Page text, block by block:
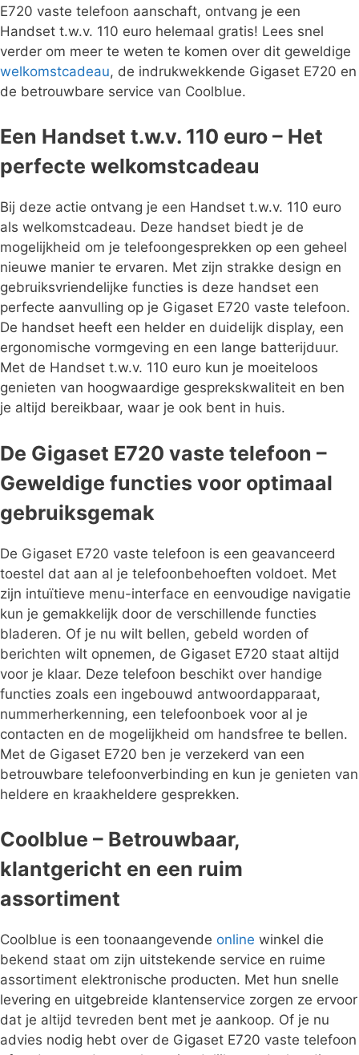
E720 vaste telefoon aanschaft, ontvang je een
Handset t.w.v. 110 euro helemaal gratis! Lees snel
verder om meer te weten te komen over dit geweldige
welkomstcadeau, de indrukwekkende Gigaset E720 en
de betrouwbare service van Coolblue.
Een Handset t.w.v. 110 euro – Het
perfecte welkomstcadeau
Bij deze actie ontvang je een Handset t.w.v. 110 euro
als welkomstcadeau. Deze handset biedt je de
mogelijkheid om je telefoongesprekken op een geheel
nieuwe manier te ervaren. Met zijn strakke design en
gebruiksvriendelijke functies is deze handset een
perfecte aanvulling op je Gigaset E720 vaste telefoon.
De handset heeft een helder en duidelijk display, een
ergonomische vormgeving en een lange batterijduur.
Met de Handset t.w.v. 110 euro kun je moeiteloos
genieten van hoogwaardige gesprekskwaliteit en ben
je altijd bereikbaar, waar je ook bent in huis.
De Gigaset E720 vaste telefoon –
Geweldige functies voor optimaal
gebruiksgemak
De Gigaset E720 vaste telefoon is een geavanceerd
toestel dat aan al je telefoonbehoeften voldoet. Met
zijn intuïtieve menu-interface en eenvoudige navigatie
kun je gemakkelijk door de verschillende functies
bladeren. Of je nu wilt bellen, gebeld worden of
berichten wilt opnemen, de Gigaset E720 staat altijd
voor je klaar. Deze telefoon beschikt over handige
functies zoals een ingebouwd antwoordapparaat,
nummerherkenning, een telefoonboek voor al je
contacten en de mogelijkheid om handsfree te bellen.
Met de Gigaset E720 ben je verzekerd van een
betrouwbare telefoonverbinding en kun je genieten van
heldere en kraakheldere gesprekken.
Coolblue – Betrouwbaar,
klantgericht en een ruim
assortiment
Coolblue is een toonaangevende online winkel die
bekend staat om zijn uitstekende service en ruime
assortiment elektronische producten. Met hun snelle
levering en uitgebreide klantenservice zorgen ze ervoor
dat je altijd tevreden bent met je aankoop. Of je nu
advies nodig hebt over de Gigaset E720 vaste telefoon